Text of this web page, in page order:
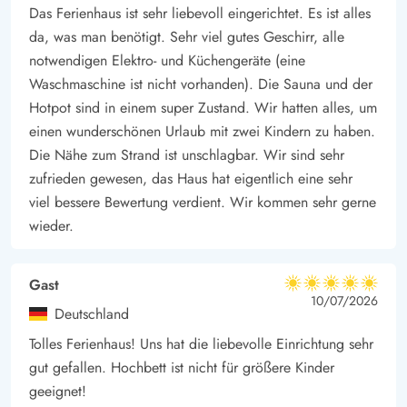
faszinierend.Die Dünenlandschaft und der Strand ist ideal für
lange Wanderungen. Die farbintensiven Sonnenuntergänge
könnt ihr vom 1. Parkett genießen.
Auf einer Entdeckungstour könnt ihr die Natur Westjütlands
hautnah erleben und die salzige, frische Luft genießen. Jeden
Tag zaubert der Wind hier ein neues Bild aus Dünen und
Sandstrand.
Für kulinarischen Genuss empfiehlt sich ein Besuch in der
kleinen Hafenstadt Hvide Sande, wo ihr frischzubereiteten
entlangschlendern könnt. Auf der anderen Seite in Richtung
Osten befindet sich der Ringköbing Fjord – ein Paradis für
Angler und Wassersportler.
Die Lademöglichkeit für das Elektroauto ist eine Ladestation
mit Typ 2 Stecker.
Das Ferienhaus ist sehr liebevoll eingerichtet. Es ist alles
da, was man benötigt. Sehr viel gutes Geschirr, alle
notwendigen Elektro- und Küchengeräte (eine
Waschmaschine ist nicht vorhanden). Die Sauna und der
Hotpot sind in einem super Zustand. Wir hatten alles, um
einen wunderschönen Urlaub mit zwei Kindern zu haben.
Die Nähe zum Strand ist unschlagbar. Wir sind sehr
zufrieden gewesen, das Haus hat eigentlich eine sehr
viel bessere Bewertung verdient. Wir kommen sehr gerne
wieder.
Gast
Deutschland
5 von 5
5 von 5
5 out of 5
10/07/2026
Tolles Ferienhaus! Uns hat die liebevolle Einrichtung sehr
gut gefallen. Hochbett ist nicht für größere Kinder
geeignet!